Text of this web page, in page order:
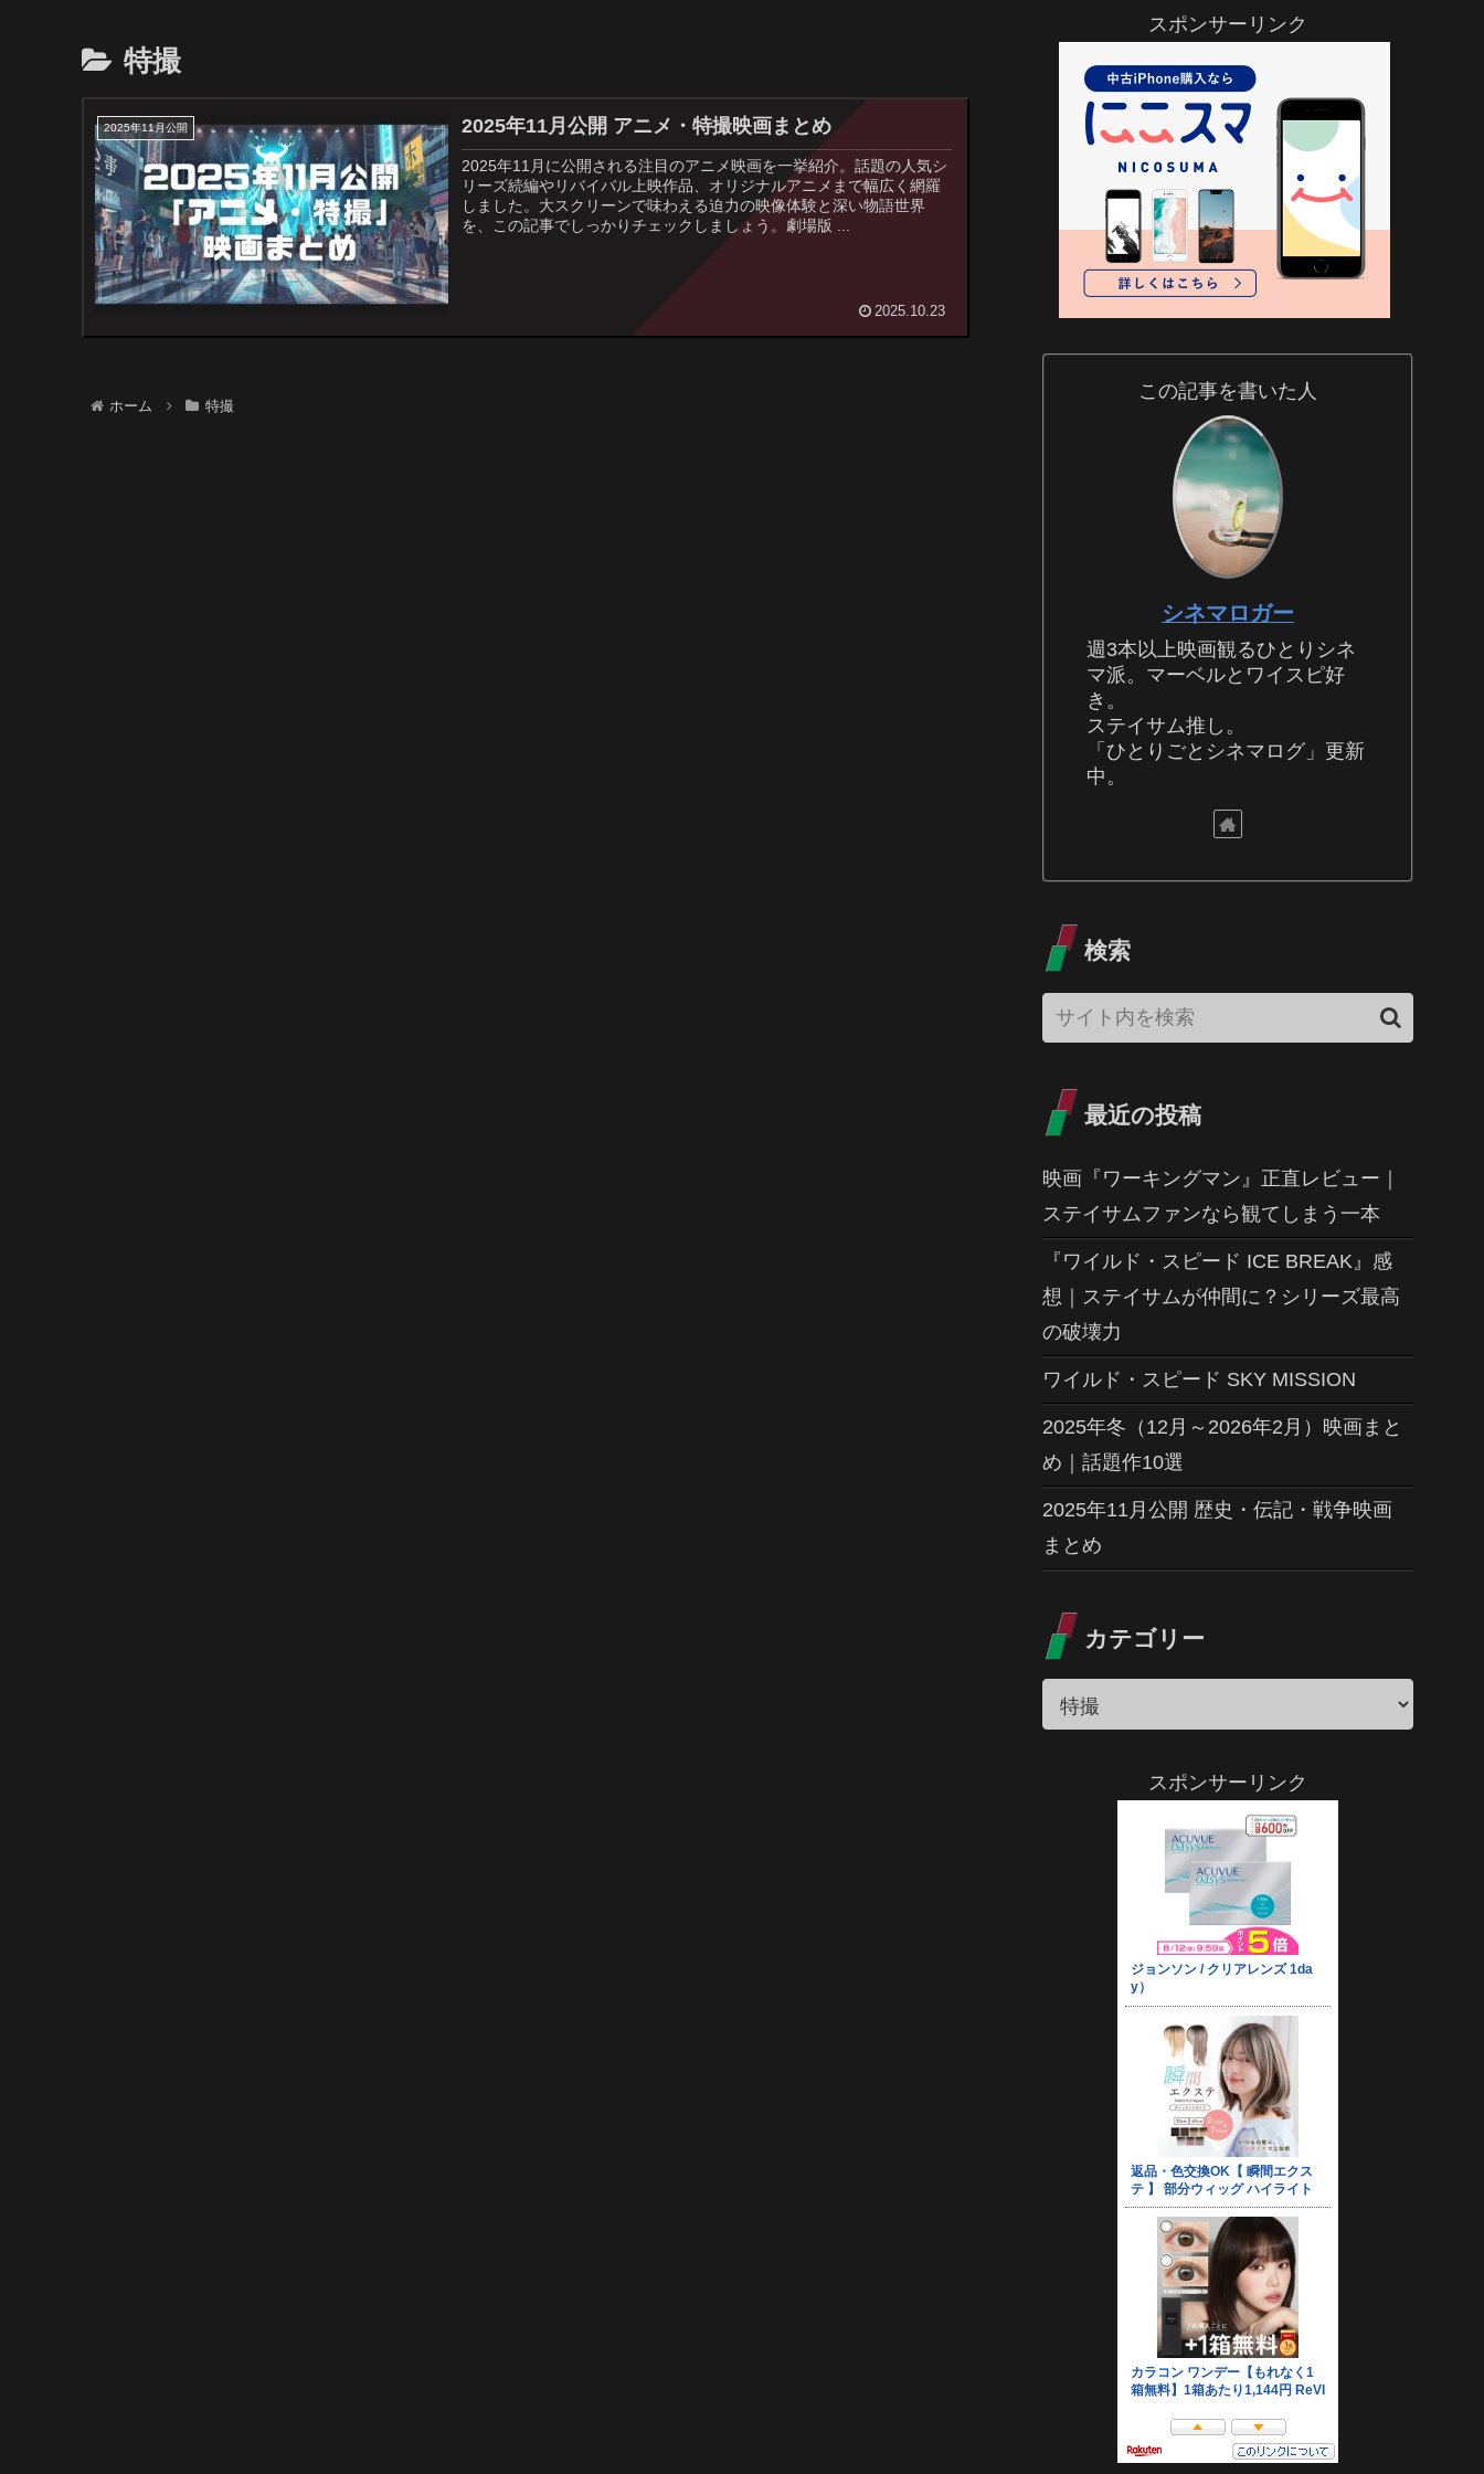
特撮
2025年11月公開 2025年11月公開 アニメ・特撮映画まとめ
2025年11月に公開される注目のアニメ映画を一挙紹介。話題の人気シ
リーズ続編やリバイバル上映作品、オリジナルアニメまで幅広く網羅
しました。大スクリーンで味わえる迫力の映像体験と深い物語世界
を、この記事でしっかりチェックしましょう。劇場版 ...
2025.10.23
ホーム 特撮
スポンサーリンク
この記事を書いた人
シネマロガー
週3本以上映画観るひとりシネ
マ派。マーベルとワイスピ好
き。
ステイサム推し。
「ひとりごとシネマログ」更新
中。
検索
最近の投稿
映画『ワーキングマン』正直レビュー｜
ステイサムファンなら観てしまう一本
『ワイルド・スピード ICE BREAK』感
想｜ステイサムが仲間に？シリーズ最高
の破壊力
ワイルド・スピード SKY MISSION
2025年冬（12月～2026年2月）映画まと
め｜話題作10選
2025年11月公開 歴史・伝記・戦争映画
まとめ
カテゴリー
スポンサーリンク